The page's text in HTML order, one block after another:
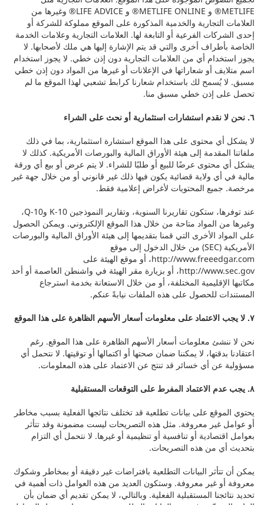
METLIFE® و METLIFE ONLINE® و LIFE ADVICE® وغيرها من
العلامات التجارية والخدمية المذكورة على الموقع مملوكة للشركة أو
إحدى الشركات الفرعية أو التابعة لها. العلامات التجارية وعلامات الخدمة
الخاصة بأطراف أخرى والتي قد يتم الإشارة إليها هي ملك لأصحابها. لا
يجوز استخدام أي من العلامات التجارية دون إذن خطي. لا يجوز استخدام
اسم متلايف أو شعاراتها في الإعلانات أو غيرها من المواد دون إذن خطي
مسبق. لا يُسمح لك باستخدام شعارنا كرابط تشعبي لهذا الموقع ما لم
تحصل على إذن خطي مسبق منا.
٦. نحن لا نقدم استشارات استثمارية أو نحث على الشراء
لا يشكل أي محتوى على هذا الموقع استشارة استثمارية، بما في ذلك
ملفاتنا المقدمة إلى هيئة الأوراق المالية والبورصات الأمريكية. كذلك لا
يشكل أي محتوى عرضًا للبيع أو طلبًا للشراء. لا يتم عرض أو بيع أي ورقة
مالية في أي ولاية قضائية يكون فيها ذلك غير قانوني أو من خلال جهة غير
مرخصة. جميع المحتويات لأغراض إعلامية فقط.
عند توفرها، ستكون تقاريرنا السنوية، وتقارير النموذجين 10-K و10-Q،
وغيرها من المواد متاحة من خلال هذا الموقع الإلكتروني. ويمكن الحصول
على المواد الأخرى التي قمنا بتقديمها إلى هيئة الأوراق المالية والبورصات
الأمريكية (SEC) من خلال الدخول إلى موقع
http://www.freeedgar.com، أو موقع الهيئة على
http://www.sec.gov، أو بزيارة مقر الهيئة في واشنطن العاصمة أو أحد
مكاتبها الإقليمية المختلفة، أو من خلال الاستعانة بخدمة استرجاع
المستندات للحصول على هذه الملفات نيابةً عنكم.
٧. لا يجب الاعتماد على معلومات أسعار الأسهم الظاهرة على هذا الموقع
نحن لا ننشئ معلومات أسعار الأسهم الظاهرة على هذا الموقع. رغم
اعتقادنا بدقتها، لا يمكننا ضمان صحتها أو اكتمالها أو توقيتها. لا نتحمل أي
مسؤولية عن أي خسائر قد تنتج عن الاعتماد على هذه المعلومات.
٨. يجب عدم الاعتماد المفرط على التوقعات المستقبلية
يحتوي الموقع على بيانات تطلعية قد تختلف نتائجها الفعلية بسبب مخاطر
أو عوامل غير معروفة. مثل هذه التصريحات ليست مضمونة وقد تتأثر
بعوامل اقتصادية أو تنافسية أو تنظيمية أو غيرها. لا نتحمل أي التزام
بتحديث أي من هذه التصريحات.
يمكن أن تتأثر البيانات التطلعية بافتراضات غير دقيقة أو بمخاطر وشكوك
معروفة أو غير معروفة. وستكون العديد من هذه العوامل ذات أهمية في
تحديد نتائجنا المستقبلية الفعلية. وبالتالي، لا يمكن تقديم أي ضمان بأن